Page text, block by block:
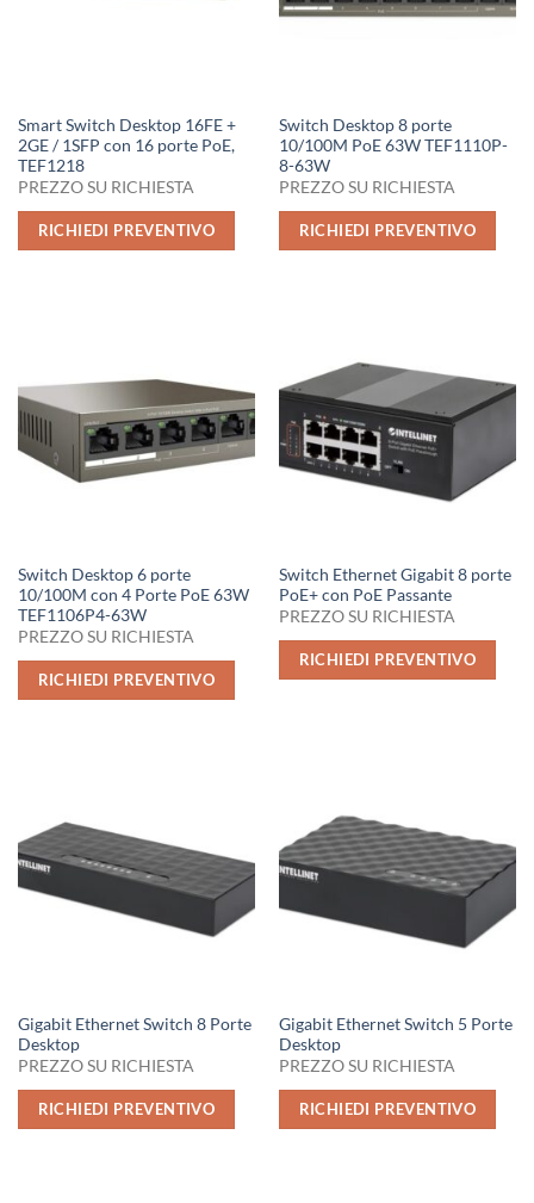
Smart Switch Desktop 16FE +
2GE / 1SFP con 16 porte PoE,
TEF1218
PREZZO SU RICHIESTA
RICHIEDI PREVENTIVO
Switch Desktop 8 porte
10/100M PoE 63W TEF1110P-
8-63W
PREZZO SU RICHIESTA
RICHIEDI PREVENTIVO
Switch Desktop 6 porte
10/100M con 4 Porte PoE 63W
TEF1106P4-63W
PREZZO SU RICHIESTA
RICHIEDI PREVENTIVO
Switch Ethernet Gigabit 8 porte
PoE+ con PoE Passante
PREZZO SU RICHIESTA
RICHIEDI PREVENTIVO
Gigabit Ethernet Switch 8 Porte
Desktop
PREZZO SU RICHIESTA
RICHIEDI PREVENTIVO
Gigabit Ethernet Switch 5 Porte
Desktop
PREZZO SU RICHIESTA
RICHIEDI PREVENTIVO